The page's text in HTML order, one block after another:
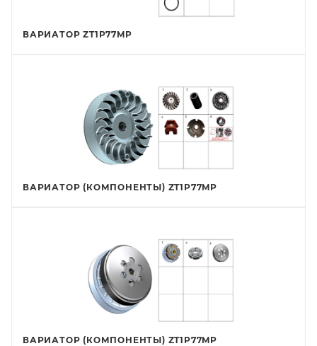
ВАРИАТОР ZT1P77MP
ВАРИАТОР (КОМПОНЕНТЫ) ZT1P77MP
ВАРИАТОР (КОМПОНЕНТЫ) ZT1P77MP